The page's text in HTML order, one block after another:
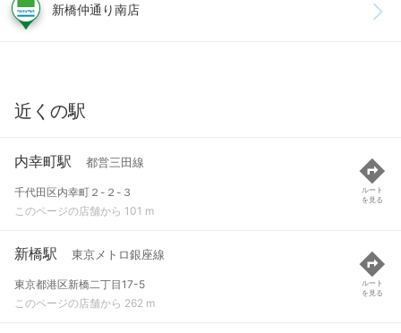
新橋仲通り南店
近くの駅
内幸町駅 都営三田線
千代田区内幸町２-２-３
このページの店舗から 101 m
ルート
を見る
新橋駅 東京メトロ銀座線
東京都港区新橋二丁目17-5
このページの店舗から 262 m
ルート
を見る